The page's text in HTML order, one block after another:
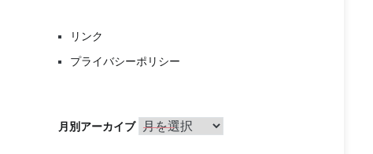
リンク
プライバシーポリシー
月別アーカイブ 月